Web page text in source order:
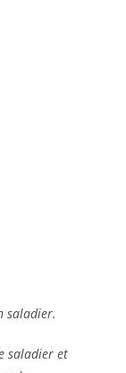
saladier.
saladier et